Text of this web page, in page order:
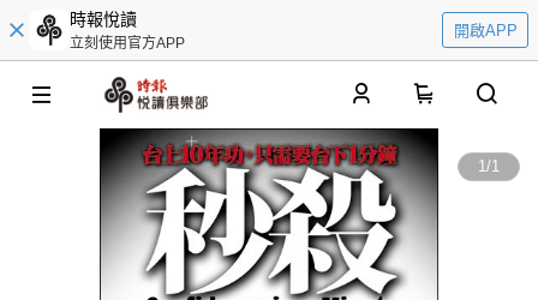
時報悅讀
立刻使用官方APP
開啟APP
1/1